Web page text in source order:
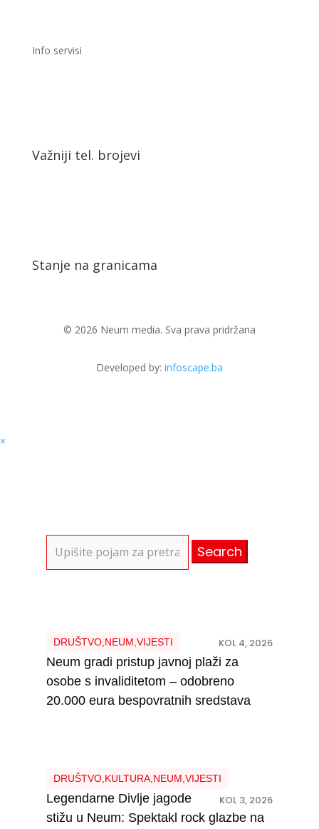
Info servisi
Važniji tel. brojevi
Stanje na granicama
© 2026 Neum media. Sva prava pridržana
Developed by: infoscape.ba
×
for:
DRUŠTVO, NEUM VIJESTI KOL 4, 2026
Neum gradi pristup javnoj plaži za
osobe s invaliditetom – odobreno
20.000 eura bespovratnih sredstava
DRUŠTVO, KULTURA, NEUM VIJESTI
KOL 3, 2026
Legendarne Divlje jagode
stižu u Neum: Spektakl rock glazbe na